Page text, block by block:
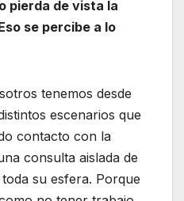
pierda de vista la
se percibe a lo
tenemos desde
escenarios que
contacto con la
consulta aislada de
su esfera. Porque